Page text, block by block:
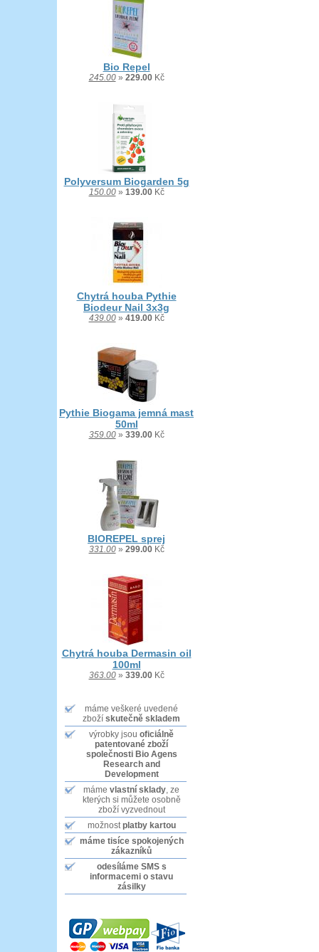
Bio Repel
245.00» 229.00Kč
Polyversum Biogarden 5g
150.00» 139.00Kč
Chytrá houba Pythie
Biodeur Nail 3x3g
439.00» 419.00Kč
Pythie Biogama jemná mast
50ml
359.00» 339.00Kč
BIOREPEL sprej
331.00» 299.00Kč
Chytrá houba Dermasin oil
100ml
363.00» 339.00Kč
máme veškeré uvedené
zboží skutečně skladem
výrobky jsou oficiálně
patentované zboží
společnosti Bio Agens
Research and
Development
máme vlastní sklady, ze
kterých si můžete osobně
zboží vyzvednout
možnostplatby kartou
máme tisíce spokojených
zákazníků
odesíláme SMSs
informacemi o stavu
zásilky